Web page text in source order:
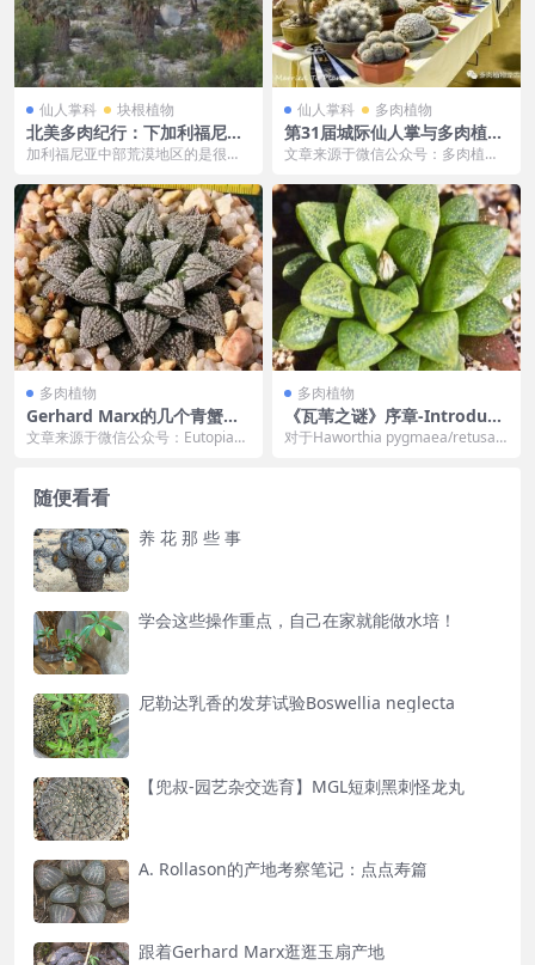
仙人掌科 块根植物
北美多肉纪行：下加利福尼亚
篇（七）中部荒漠
加利福尼亚中部荒漠地区的是很多
尼亚的典型地区。大多...
仙人掌科 多肉植物
第31届城际仙人掌与多肉植物
展销会
文章来源于微信公众号：多肉植物
CAC...
多肉植物
Gerhard Marx的几个青蟹品
种群分析及杂交构建形式
文章来源于微信公众号：Eutopia，
多肉植物
《瓦苇之谜》序章-Introducti
on
对于Haworthia pygmaea/retusa/t
随便看看
养 花 那 些 事
学会这些操作重点，自己在家就能做水培！
尼勒达乳香的发芽试验Boswellia neglecta
【兜叔-园艺杂交选育】MGL短刺黑刺怪龙丸
A. Rollason的产地考察笔记：点点寿篇
跟着Gerhard Marx逛逛玉扇产地